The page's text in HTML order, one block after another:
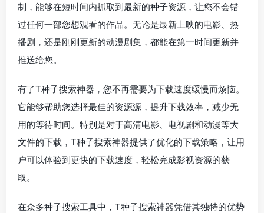
制，能够在短时间内抓取到最新的种子资源，让您不会错
过任何一部您想观看的作品。无论是最新上映的电影、热
播剧，还是刚刚更新的动漫剧集，都能在第一时间更新并
推送给您。
有了T种子搜索神器，您不再需要为下载速度缓慢而烦恼。
它能够帮助您选择最佳的资源源，提升下载效率，减少无
用的等待时间。特别是对于高清电影、电视剧和动漫等大
文件的下载，T种子搜索神器提供了优化的下载策略，让用
户可以体验到更快的下载速度，轻松完成影视资源的获
取。
在众多种子搜索工具中，T种子搜索神器凭借其独特的优势